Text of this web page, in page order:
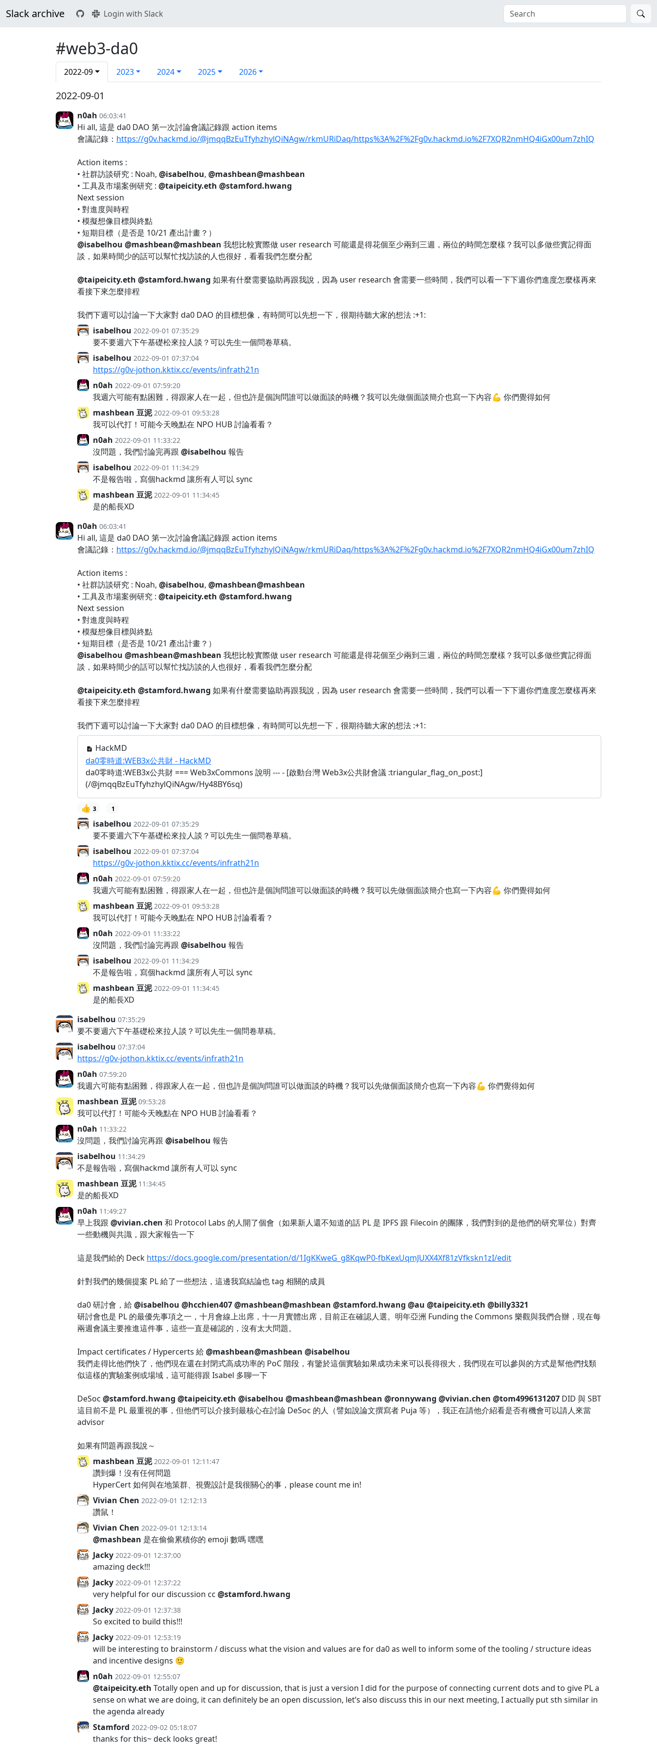
Slack archive Login with Slack
#web3-da0
2022-09 2023 2024 2025 2026
2022-09-01
n0ah 06:03:41
Hi all, 這是 da0 DAO 第一次討論會議記錄跟 action items
會議記錄： https://g0v.hackmd.io/@jmqqBzEuTfyhzhylQiNAgw/rkmURiDaq/https%3A%2F%2Fg0v.hackmd.io%2F7XQR2nmHQ4iGx00um7zhIQ
Action items :
• 社群訪談研究 : Noah, @isabelhou, @mashbean@mashbean
• 工具及市場案例研究 : @taipeicity.eth @stamford.hwang
Next session
• 對進度與時程
• 模擬想像目標與終點
• 短期目標（是否是 10/21 產出計畫？）
@isabelhou @mashbean@mashbean 我想比較實際做 user research 可能還是得花個至少兩到三週，兩位的時間怎麼樣？我可以多做些實記得面
談，如果時間少的話可以幫忙找訪談的人也很好，看看我們怎麼分配
@taipeicity.eth @stamford.hwang 如果有什麼需要協助再跟我說，因為 user research 會需要一些時間，我們可以看一下下週你們進度怎麼樣再來
看接下來怎麼排程
我們下週可以討論一下大家對 da0 DAO 的目標想像，有時間可以先想一下，很期待聽大家的想法 :+1:
isabelhou 2022-09-01 07:35:29
要不要週六下午基礎松來拉人談？可以先生一個問卷草稿。
isabelhou 2022-09-01 07:37:04
https://g0v-jothon.kktix.cc/events/infrath21n
n0ah 2022-09-01 07:59:20
我週六可能有點困難，得跟家人在一起，但也許是個詢問誰可以做面談的時機？我可以先做個面談簡介也寫一下內容💪 你們覺得如何
mashbean 豆泥 2022-09-01 09:53:28
我可以代打！可能今天晚點在 NPO HUB 討論看看？
n0ah 2022-09-01 11:33:22
沒問題，我們討論完再跟 @isabelhou 報告
isabelhou 2022-09-01 11:34:29
不是報告啦，寫個hackmd 讓所有人可以 sync
mashbean 豆泥 2022-09-01 11:34:45
是的船長XD
n0ah 06:03:41
Hi all, 這是 da0 DAO 第一次討論會議記錄跟 action items
會議記錄： https://g0v.hackmd.io/@jmqqBzEuTfyhzhylQiNAgw/rkmURiDaq/https%3A%2F%2Fg0v.hackmd.io%2F7XQR2nmHQ4iGx00um7zhIQ
Action items :
• 社群訪談研究 : Noah, @isabelhou, @mashbean@mashbean
• 工具及市場案例研究 : @taipeicity.eth @stamford.hwang
Next session
• 對進度與時程
• 模擬想像目標與終點
• 短期目標（是否是 10/21 產出計畫？）
@isabelhou @mashbean@mashbean 我想比較實際做 user research 可能還是得花個至少兩到三週，兩位的時間怎麼樣？我可以多做些實記得面
談，如果時間少的話可以幫忙找訪談的人也很好，看看我們怎麼分配
@taipeicity.eth @stamford.hwang 如果有什麼需要協助再跟我說，因為 user research 會需要一些時間，我們可以看一下下週你們進度怎麼樣再來
看接下來怎麼排程
我們下週可以討論一下大家對 da0 DAO 的目標想像，有時間可以先想一下，很期待聽大家的想法 :+1:
HackMD
da0零時道:WEB3x公共財 - HackMD
da0零時道:WEB3x公共財 === Web3xCommons 說明 --- - [啟動台灣 Web3x公共財會議 :triangular_flag_on_post:]
(/@jmqqBzEuTfyhzhylQiNAgw/Hy48BY6sq)
👍 3 1
isabelhou 2022-09-01 07:35:29
要不要週六下午基礎松來拉人談？可以先生一個問卷草稿。
isabelhou 2022-09-01 07:37:04
https://g0v-jothon.kktix.cc/events/infrath21n
n0ah 2022-09-01 07:59:20
我週六可能有點困難，得跟家人在一起，但也許是個詢問誰可以做面談的時機？我可以先做個面談簡介也寫一下內容💪 你們覺得如何
mashbean 豆泥 2022-09-01 09:53:28
我可以代打！可能今天晚點在 NPO HUB 討論看看？
n0ah 2022-09-01 11:33:22
沒問題，我們討論完再跟 @isabelhou 報告
isabelhou 2022-09-01 11:34:29
不是報告啦，寫個hackmd 讓所有人可以 sync
mashbean 豆泥 2022-09-01 11:34:45
是的船長XD
isabelhou 07:35:29
要不要週六下午基礎松來拉人談？可以先生一個問卷草稿。
isabelhou 07:37:04
https://g0v-jothon.kktix.cc/events/infrath21n
n0ah 07:59:20
我週六可能有點困難，得跟家人在一起，但也許是個詢問誰可以做面談的時機？我可以先做個面談簡介也寫一下內容💪 你們覺得如何
mashbean 豆泥 09:53:28
我可以代打！可能今天晚點在 NPO HUB 討論看看？
n0ah 11:33:22
沒問題，我們討論完再跟 @isabelhou 報告
isabelhou 11:34:29
不是報告啦，寫個hackmd 讓所有人可以 sync
mashbean 豆泥 11:34:45
是的船長XD
n0ah 11:49:27
早上我跟 @vivian.chen 和 Protocol Labs 的人開了個會（如果新人還不知道的話 PL 是 IPFS 跟 Filecoin 的團隊，我們對到的是他們的研究單位）對齊
一些動機與共識，跟大家報告一下
這是我們給的 Deck https://docs.google.com/presentation/d/1IgKKweG_g8KqwP0-fbKexUqmJUXX4Xf81zVfkskn1zI/edit
針對我們的幾個提案 PL 給了一些想法，這邊我寫結論也 tag 相關的成員
da0 研討會，給@isabelhou @hcchien407@mashbean@mashbean @stamford.hwang @au @taipeicity.eth @billy3321
研討會也是 PL 的最優先事項之一，十月會線上出席，十一月實體出席，目前正在確認人選。明年亞洲 Funding the Commons 樂觀與我們合辦，現在每
兩週會議主要推進這件事，這些一直是確認的，沒有太大問題。
Impact certificates / Hypercerts 給@mashbean@mashbean @isabelhou
我們走得比他們快了，他們現在還在封閉式高成功率的 PoC 階段，有鑒於這個實驗如果成功未來可以長得很大，我們現在可以參與的方式是幫他們找類
似這樣的實驗案例或場域，這可能得跟 Isabel 多聊一下
DeSoc @stamford.hwang @taipeicity.eth @isabelhou @mashbean@mashbean @ronnywang @vivian.chen @tom4996131207 DID 與 SBT
這目前不是 PL 最重視的事，但他們可以介接到最核心在討論 DeSoc 的人（譬如說論文撰寫者 Puja 等），我正在請他介紹看是否有機會可以請人來當
advisor
如果有問題再跟我說～
mashbean 豆泥 2022-09-01 12:11:47
讚到爆！沒有任何問題
HyperCert 如何與在地策群、視覺設計是我很關心的事，please count me in!
Vivian Chen 2022-09-01 12:12:13
讚鼠！
Vivian Chen 2022-09-01 12:13:14
@mashbean 是在偷偷累積你的 emoji 數嗎 嘿嘿
Jacky 2022-09-01 12:37:00
amazing deck!!!
Jacky 2022-09-01 12:37:22
very helpful for our discussion cc @stamford.hwang
Jacky 2022-09-01 12:37:38
So excited to build this!!!
Jacky 2022-09-01 12:53:19
will be interesting to brainstorm / discuss what the vision and values are for da0 as well to inform some of the tooling / structure ideas
and incentive designs 🙂
n0ah 2022-09-01 12:55:07
@taipeicity.eth Totally open and up for discussion, that is just a version I did for the purpose of connecting current dots and to give PL a
sense on what we are doing, it can definitely be an open discussion, let’s also discuss this in our next meeting, I actually put sth similar in
the agenda already
Stamford 2022-09-02 05:18:07
thanks for this~ deck looks great!